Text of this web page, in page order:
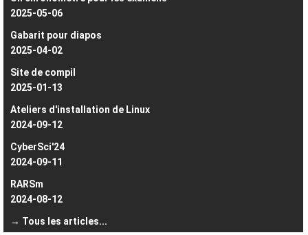
2025-05-06
Gabarit pour diapos
2025-04-02
Site de compil
2025-01-13
Ateliers d'installation de Linux
2024-09-12
CyberSci'24
2024-09-11
RARSm
2024-08-12
→ Tous les articles...